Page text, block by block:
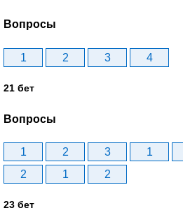
Вопросы
1 2 3 4
21 бет
Вопросы
1 2 3 1
2
1 2
23 бет